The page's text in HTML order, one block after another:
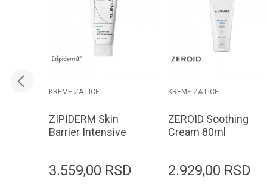
KREME ZA LICE
ZIPIDERM Skin
Barrier Intensive
3.559,00 RSD
KREME ZA LICE
ZEROID Soothing
Cream 80ml
2.929,00 RSD